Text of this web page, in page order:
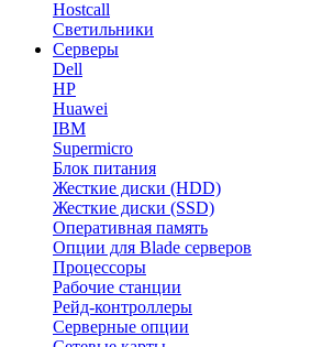
Hostcall
Светильники
Серверы
Dell
HP
Huawei
IBM
Supermicro
Блок питания
Жесткие диски (HDD)
Жесткие диски (SSD)
Оперативная память
Опции для Blade серверов
Процессоры
Рабочие станции
Рейд-контроллеры
Серверные опции